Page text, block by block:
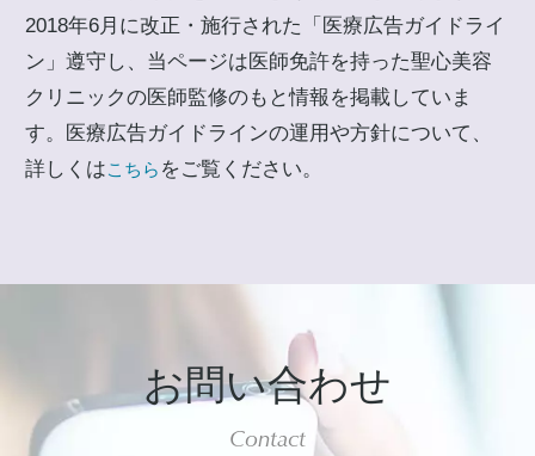
2018年6月に改正・施行された「医療広告ガイドライ
ン」遵守し、当ページは医師免許を持った聖心美容
クリニックの医師監修のもと情報を掲載していま
す。医療広告ガイドラインの運用や方針について、
詳しくはこちら をご覧ください。
お問い合わせ
Contact